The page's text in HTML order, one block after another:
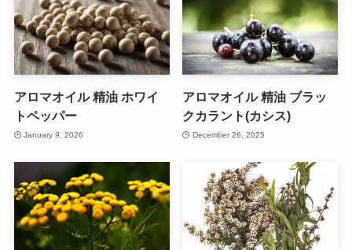
アロマオイル 精油 ホワイ
トペッパー
January 9, 2026
アロマオイル 精油 ブラッ
クカラント(カシス)
December 26, 2025